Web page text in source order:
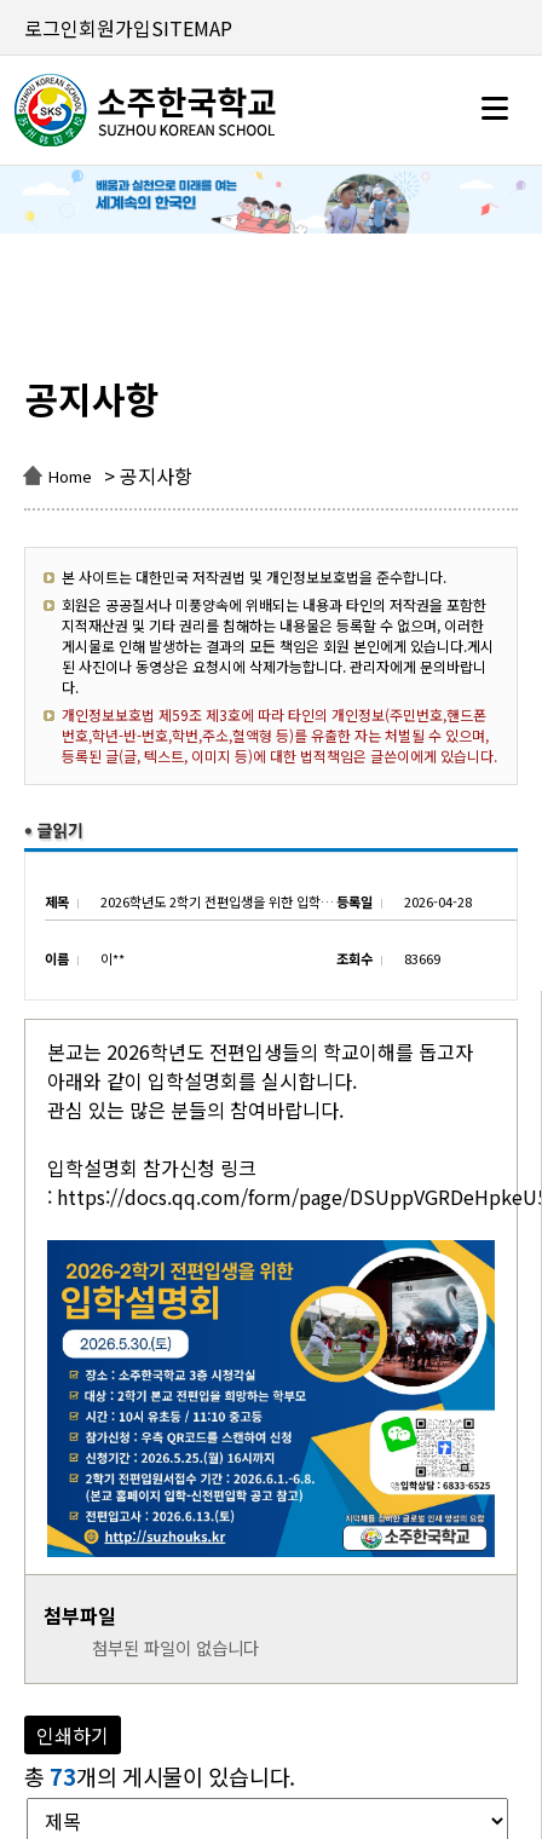
로그인회원가입SITEMAP
공지사항
Home > 공지사항
본 사이트는 대한민국 저작권법 및 개인정보보호법을 준수합니다.
회원은 공공질서나 미풍양속에 위배되는 내용과 타인의 저작권을 포함한
지적재산권 및 기타 권리를 침해하는 내용물은 등록할 수 없으며, 이러한
게시물로 인해 발생하는 결과의 모든 책임은 회원 본인에게 있습니다.게시
된 사진이나 동영상은 요청시에 삭제가능합니다. 관리자에게 문의바랍니
다.
개인정보보호법 제59조 제3호에 따라 타인의 개인정보(주민번호,핸드폰
번호,학년-반-번호,학번,주소,혈액형 등)를 유출한 자는 처벌될 수 있으며,
등록된 글(글, 텍스트, 이미지 등)에 대한 법적책임은 글쓴이에게 있습니다.
제목 2026학년도 2학기 전편입생을 위한 입학설명회 실시등록일 2026-04-28
이름 이** 조회수 83669
본교는 2026학년도 전편입생들의 학교이해를 돕고자
아래와 같이 입학설명회를 실시합니다.
관심 있는 많은 분들의 참여바랍니다.
입학설명회 참가신청 링크
: https://docs.qq.com/form/page/
첨부파일
첨부된 파일이 없습니다
인쇄하기
총 73개의 게시물이 있습니다.